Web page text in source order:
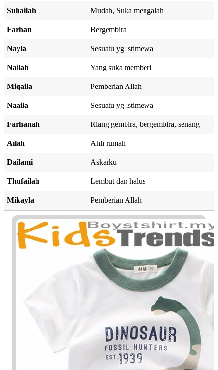
Suhailah Mudah, Suka mengalah
Farhan Bergembira
Nayla Sesuatu yg istimewa
Nailah Yang suka memberi
Miqaila Pemberian Allah
Naaila Sesuatu yg istimewa
Farhanah Riang gembira, bergembira, senang
Ailah Ahli rumah
Dailami Askarku
Thufailah Lembut dan halus
Mikayla Pemberian Allah